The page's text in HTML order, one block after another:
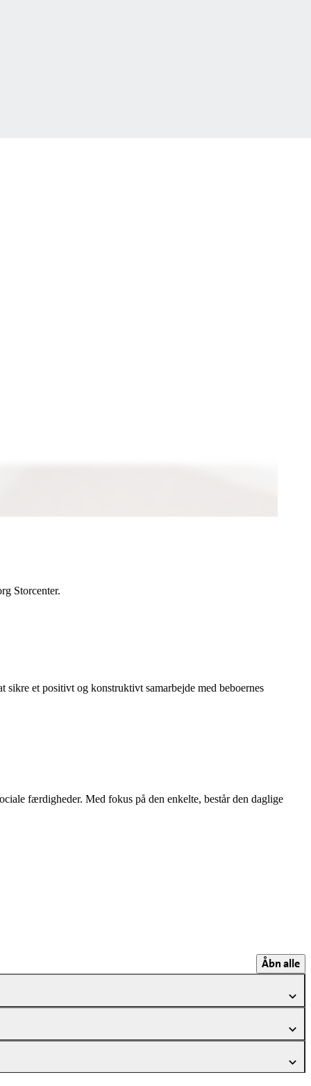
Storcenter.
et positivt og konstruktivt samarbejde med beboernes
færdigheder. Med fokus på den enkelte, består den daglige
Åbn alle